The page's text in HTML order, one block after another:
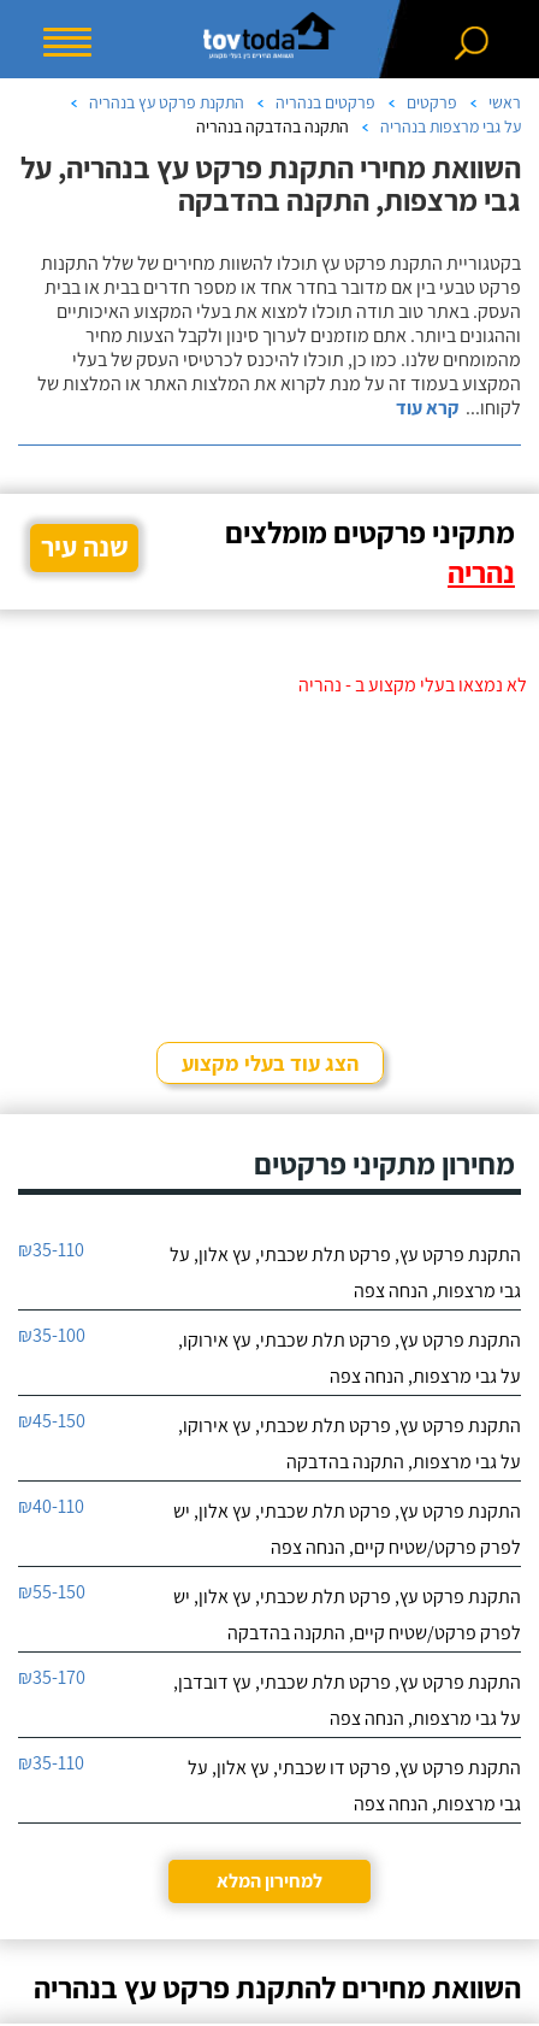
ראשי פרקטים פרקטים בנהריה
התקנת פרקט עץ בנהריה
על גבי מרצפות בנהריה
התקנה בהדבקה בנהריה
השוואת מחירי התקנת פרקט עץ בנהריה, על
גבי מרצפות, התקנה בהדבקה
בקטגוריית התקנת פרקט עץ תוכלו להשוות מחירים של שלל התקנות
פרקט טבעי בין אם מדובר בחדר אחד או מספר חדרים בבית או בבית
העסק. באתר טוב תודה תוכלו למצוא את בעלי המקצוע האיכותיים
וההגונים ביותר. אתם מוזמנים לערוך סינון ולקבל הצעות מחיר
מהמומחים שלנו. כמו כן, תוכלו להיכנס לכרטיסי העסק של בעלי
המקצוע בעמוד זה על מנת לקרוא את המלצות האתר או המלצות של
לקוחו... קרא עוד
מתקיני פרקטים מומלצים
נהריה
שנה עיר
לא נמצאו בעלי מקצוע ב - נהריה
הצג עוד בעלי מקצוע
מחירון מתקיני פרקטים
התקנת פרקט עץ, פרקט תלת שכבתי, עץ אלון, על
גבי מרצפות, הנחה צפה
₪35-110
התקנת פרקט עץ, פרקט תלת שכבתי, עץ אירוקו,
על גבי מרצפות, הנחה צפה
₪35-100
התקנת פרקט עץ, פרקט תלת שכבתי, עץ אירוקו,
על גבי מרצפות, התקנה בהדבקה
₪45-150
התקנת פרקט עץ, פרקט תלת שכבתי, עץ אלון, יש
לפרק פרקט/שטיח קיים, הנחה צפה
₪40-110
התקנת פרקט עץ, פרקט תלת שכבתי, עץ אלון, יש
לפרק פרקט/שטיח קיים, התקנה בהדבקה
₪55-150
התקנת פרקט עץ, פרקט תלת שכבתי, עץ דובדבן,
על גבי מרצפות, הנחה צפה
₪35-170
התקנת פרקט עץ, פרקט דו שכבתי, עץ אלון, על
גבי מרצפות, הנחה צפה
₪35-110
למחירון המלא
השוואת מחירים להתקנת פרקט עץ בנהריה